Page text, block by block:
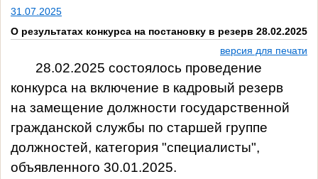
31.07.2025
О результатах конкурса на постановку в резерв 28.02.2025
версия для печати
28.02.2025 состоялось проведение
конкурса на включение в кадровый резерв
на замещение должности государственной
гражданской службы по старшей группе
должностей, категория "специалисты",
объявленного 30.01.2025.